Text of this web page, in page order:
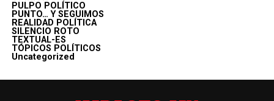
PULPO POLÍTICO
PUNTO… Y SEGUIMOS
REALIDAD POLÍTICA
SILENCIO ROTO
TEXTUAL-ES
TÓPICOS POLÍTICOS
Uncategorized